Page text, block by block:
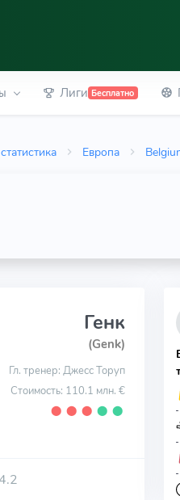
Лиги Бесплатно
Европа
Генк
(Genk)
Гл. тренер: Джесс Торуп
Стоимость: 110.1 млн. €
⬤ ⬤ ⬤ ⬤ ⬤
4.2